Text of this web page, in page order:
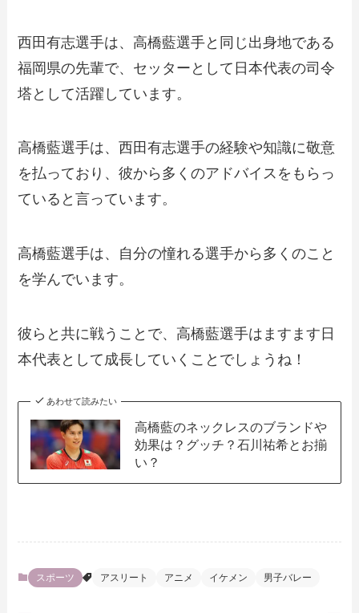
西田有志選手は、高橋藍選手と同じ出身地である
福岡県の先輩で、セッターとして日本代表の司令
塔として活躍しています。
高橋藍選手は、西田有志選手の経験や知識に敬意
を払っており、彼から多くのアドバイスをもらっ
ていると言っています。
高橋藍選手は、自分の憧れる選手から多くのこと
を学んでいます。
彼らと共に戦うことで、高橋藍選手はますます日
本代表として成長していくことでしょうね！
あわせて読みたい
高橋藍のネックレスのブランドや
効果は？グッチ？石川祐希とお揃
い？
スポーツ アスリート アニメ イケメン 男子バレー